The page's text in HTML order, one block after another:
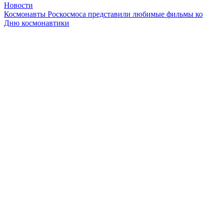
Новости
Космонавты Роскосмоса представили любимые фильмы ко
Дню космонавтики